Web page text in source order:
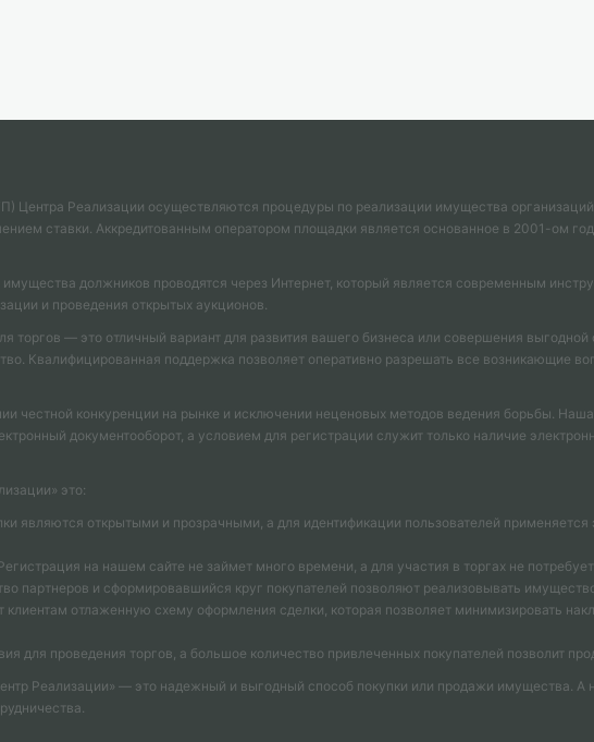
Центра Реализации осуществляются процедуры по реализации имущества
ставки. Аккредитованным оператором площадки является основанное в 2001-ом
должников проводятся через Интернет, который является современным
и проведения открытых аукционов.
торгов — это отличный вариант для развития вашего бизнеса или совершения
Квалифицированная поддержка позволяет оперативно разрешать все возникающие
честной конкуренции на рынке и исключении неценовых методов ведения борьбы.
документооборот, а условием для регистрации служит только наличие
это:
являются открытыми и прозрачными, а для идентификации пользователей
на нашем сайте не займет много времени, а для участия в торгах не
партнеров и сформировавшийся круг покупателей позволяют реализовывать
отлаженную схему оформления сделки, которая позволяет минимизировать
для проведения торгов, а большое количество привлеченных покупателей позволит
Реализации» — это надежный и выгодный способ покупки или продажи имущества.